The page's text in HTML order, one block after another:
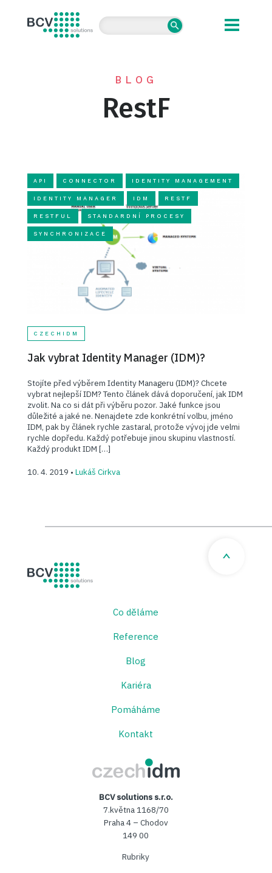
BCV solutions s.r.o.
BLOG
RestF
API CONNECTOR IDENTITY MANAGEMENT
IDENTITY MANAGER IDM RESTF
RESTFUL STANDARDNÍ PROCESY
SYNCHRONIZACE
CZECHIDM
Jak vybrat Identity Manager (IDM)?
Stojíte před výběrem Identity Manageru (IDM)? Chcete
vybrat nejlepší IDM? Tento článek dává doporučení, jak IDM
zvolit. Na co si dát při výběru pozor. Jaké funkce jsou
důležité a jaké ne. Nenajdete zde konkrétní volbu, jméno
IDM, pak by článek rychle zastaral, protože vývoj jde velmi
rychle dopředu. Každý potřebuje jinou skupinu vlastností.
Každý produkt IDM […]
10. 4. 2019 • Lukáš Cirkva
Co děláme
Reference
Blog
Kariéra
Pomáháme
Kontakt
BCV solutions s.r.o.
7.května 1168/70
Praha 4 – Chodov
149 00
Rubriky